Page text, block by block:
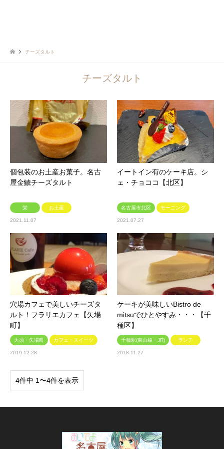
チーズタルト
チーズタルト
個包装のお土産お菓子。名古
屋金鯱チーズタルト
栄 お土産
2021.11.07
イートイン有のケーキ店。シ
ェ・チョココ【北区】
名古屋市北区 モーニング
2021.07.27
穴場カフェで美しいチーズタ
ルト！フラリエカフェ【矢場
町】
大須・矢場町 カフェ・スイーツ
2019.12.28
ケーキが美味しいBistro de
mitsuでひとやすみ・・・【千
種区】
千種駅(東山線・JR) ランチ
2018.11.27
4件中 1〜4件を表示